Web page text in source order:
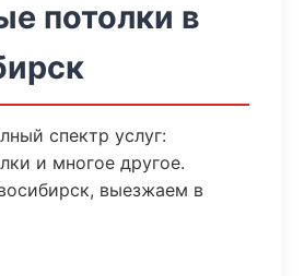
потолки в
спектр услуг:
и многое другое.
выезжаем в